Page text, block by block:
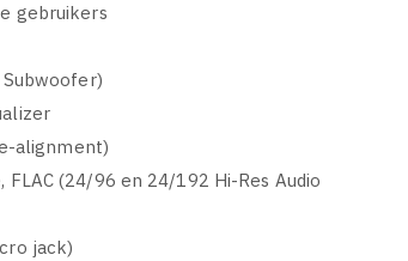
gebruikers
Subwoofer)
alignment)
(24/96 en 24/192 Hi-Res Audio
jack)